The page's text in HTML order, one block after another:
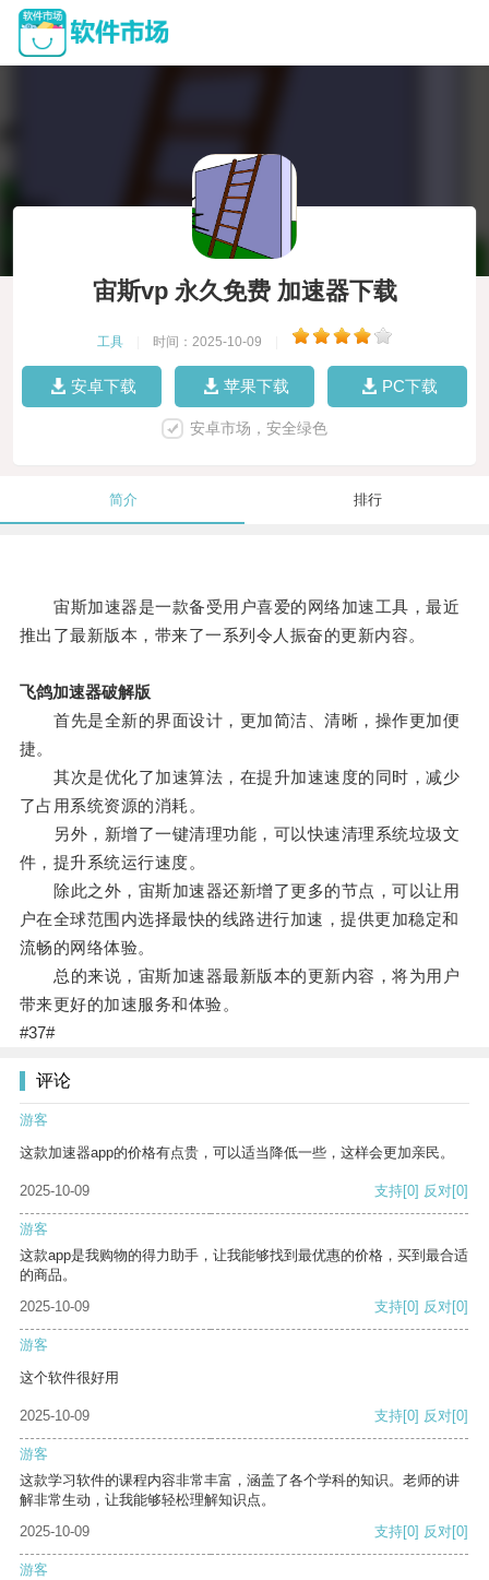
宙斯vp 永久免费 加速器下载
工具 时间：2025-10-09
安卓下载 苹果下载 PC下载
安卓市场，安全绿色
简介 排行
宙斯加速器是一款备受用户喜爱的网络加速工具，最近
推出了最新版本，带来了一系列令人振奋的更新内容。
飞鸽加速器破解版
首先是全新的界面设计，更加简洁、清晰，操作更加便
捷。
其次是优化了加速算法，在提升加速速度的同时，减少
了占用系统资源的消耗。
另外，新增了一键清理功能，可以快速清理系统垃圾文
件，提升系统运行速度。
除此之外，宙斯加速器还新增了更多的节点，可以让用
户在全球范围内选择最快的线路进行加速，提供更加稳定和
流畅的网络体验。
总的来说，宙斯加速器最新版本的更新内容，将为用户
带来更好的加速服务和体验。
#37#
评论
游客
这款加速器app的价格有点贵，可以适当降低一些，这样会更加亲民。
2025-10-09 支持[0] 反对[0]
游客
这款app是我购物的得力助手，让我能够找到最优惠的价格，买到最合适
的商品。
2025-10-09
支持[0] 反对[0]
游客
这个软件很好用
2025-10-09 支持[0] 反对[0]
游客
这款学习软件的课程内容非常丰富，涵盖了各个学科的知识。老师的讲
解非常生动，让我能够轻松理解知识点。
2025-10-09
支持[0] 反对[0]
游客